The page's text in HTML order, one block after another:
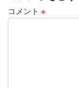
コメント ※